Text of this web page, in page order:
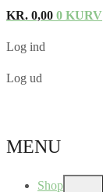
KR. 0,00 0 KURV
Log ind
Log ud
MENU
Shop